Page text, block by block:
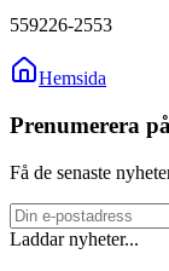
559226-2553
Hemsida
Prenumerera
Få de senaste
Laddar nyheter...